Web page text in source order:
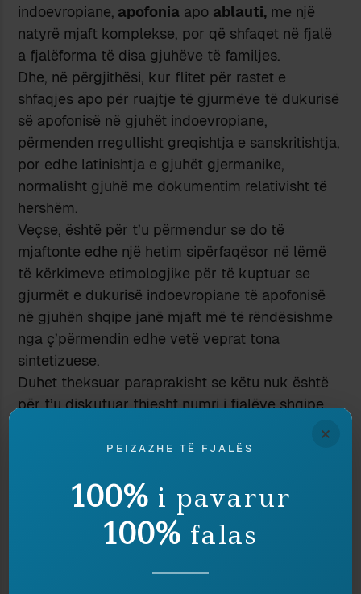
indoevropiane, apofonia apo ablauti, me një
natyrë mjaft komplekse, por që shfaqet në fjalë
a fjalëforma të disa gjuhëve të familjes.
Dhe, në përgjithësi, kur flitet për rastet e
shfaqjes apo për ruajtje të gjurmëve të dukurisë
së apofonisë në gjuhët indoevropiane,
përmenden rregullisht greqishtja e sanskritishtja,
por edhe latinishtja e gjuhët gjermanike,
normalisht gjuhë me dokumentim relativisht të
hershëm.
Veçse, është për t’u përmendur se do të
mjaftonte edhe një hetim sipërfaqësor në lëmë
të kërkimeve etimologjike për të kuptuar se
gjurmët e dukurisë indoevropiane të apofonisë
në gjuhën shqipe janë mjaft më të rëndësishme
nga ç’përmendin edhe vetë veprat tona
sintetizuese.
Duhet theksuar paraprakisht se këtu nuk është
për t’u diskutuar thjesht numri i fjalëve shqipe
që ruajnë gjurmët e kësaj dukurie të trashëguar
të fazës së përbashkët indoevropiane,
parëndësishëm (po të kemi parasysh raportin
midis elementeve leksikore të shqipes që janë
trashëguar nga faza e përbashkët
përftuara më vonë brenda gjuhës, qoftë edhe
×
PEIZAZHE TË FJALËS
100% i pavarur
100% falas